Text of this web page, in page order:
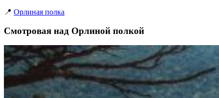
📍 Орлиная полка
Смотровая над Орлиной полкой